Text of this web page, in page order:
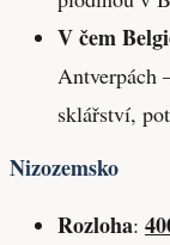
V čem
Antverpách
sklářství,
Nizozemsko
Rozloha: